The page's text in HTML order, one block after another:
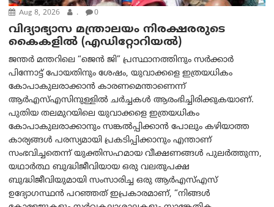
Aug 8, 2026 . 0
വിദ്യാഭ്യാസ മന്ത്രാലയം നിരക്ഷരരുടെ
കൈകളിൽ (എഡിറ്റോറിയല്‍)
ജന്തർ മന്തറിലെ “ജെൻ ജി” പ്രസ്ഥാനത്തിനും സർക്കാർ
പിന്നോട്ട് പോയതിനും ശേഷം, യുവാക്കളെ ഇത്രയധികം
കോപാകുലരാക്കാൻ കാരണമെന്താണെന്ന്
ആർ‌എസ്‌എസിനുള്ളിൽ ചർച്ചകൾ ആരംഭിച്ചിരിക്കുകയാണ്.
പുതിയ തലമുറയിലെ യുവാക്കളെ ഇത്രയധികം
കോപാകുലരാക്കാനും സങ്കൽപ്പിക്കാൻ പോലും കഴിയാത്ത
കാര്യങ്ങൾ പരസ്യമായി പ്രകടിപ്പിക്കാനും എന്താണ്
സംഭവിച്ചതെന്ന് യുക്തിസഹമായ വീക്ഷണങ്ങൾ പുലർത്തുന്ന,
യഥാർത്ഥ ബുദ്ധിജീവിയായ ഒരു വലതുപക്ഷ
ബുദ്ധിജീവിയുമായി സംസാരിച്ച ഒരു ആർ‌എസ്‌എസ്
ഉദ്യോഗസ്ഥൻ പറഞ്ഞത് ഇപ്രകാരമാണ്, “നിങ്ങൾ